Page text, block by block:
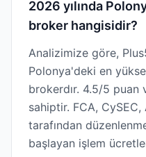
2026 yılında
broker hangisidir?
Analizimize göre,
Polonya'deki en
brokerdır. 4.5/5 puan
sahiptir. FCA, CySEC,
tarafından
başlayan işlem